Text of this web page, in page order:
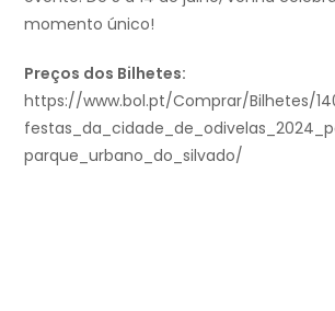
momento único!
Preços dos Bilhetes:
https://www.bol.pt/Comprar/Bilhetes/
parque_urbano_do_silvado/